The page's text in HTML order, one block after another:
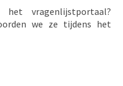
vragenlijstportaal?
we ze tijdens het